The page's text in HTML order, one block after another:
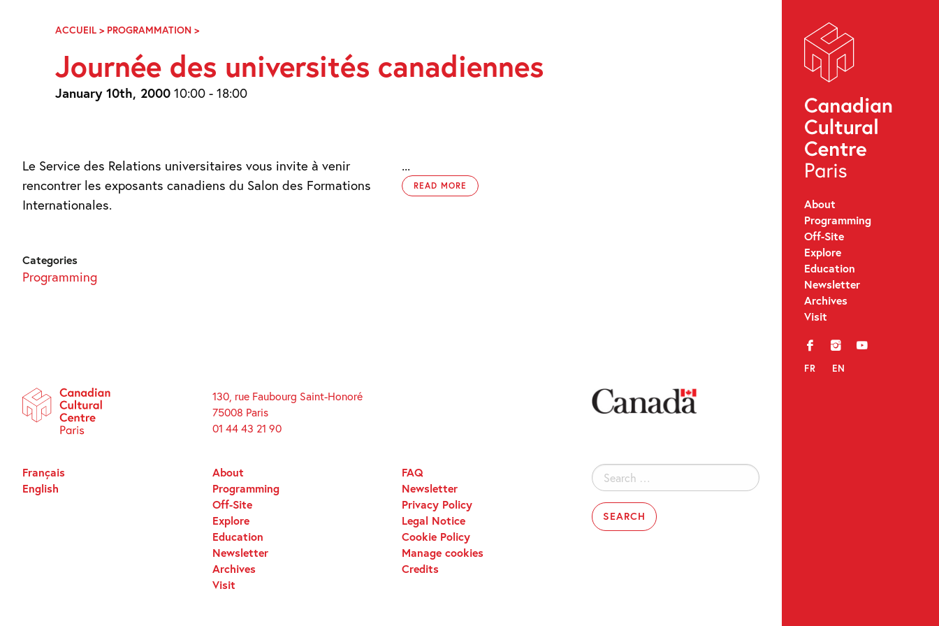
Navigation
About
Programming
Off-Site
Explore
Education
Newsletter
Archives
Visit
f i y
FR EN
ACCUEIL > PROGRAMMATION >JOURNÉE
UNIVERSITÉS
CANADIENNES
Journée des universités canadiennes
January 10th, 2000 10:00 - 18:00
Le Service des Relations universitaires vous invite à venir
rencontrer les exposants canadiens du Salon des Formations
Internationales.
...
READ MORE
Categories
Programming
130, rue Faubourg Saint-Honoré
75008 Paris
01 44 43 21 90
Search
for:
About
Programming
Off-Site
Explore
Education
Newsletter
Archives
Visit
FAQ
Newsletter
Privacy Policy
Legal Notice
Cookie Policy
Manage cookies
Credits
Français
English